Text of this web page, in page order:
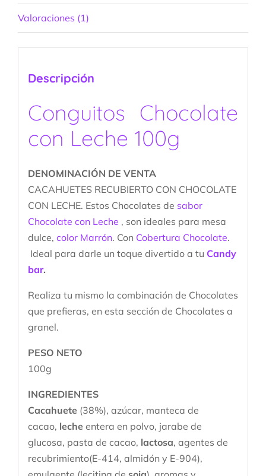
Valoraciones (1)
Descripción
Conguitos Chocolate
con Leche 100g
DENOMINACIÓN DE VENTA
CACAHUETES RECUBIERTO CON CHOCOLATE
CON LECHE. Estos Chocolates de sabor
Chocolate con Leche , son ideales para mesa
dulce, color Marrón. Con Cobertura Chocolate.
Ideal para darle un toque divertido a tu Candy
bar.
Realiza tu mismo la combinación de Chocolates
que prefieras, en esta sección de Chocolates a
granel.
PESO NETO
100g
INGREDIENTES
Cacahuete (38%), azúcar, manteca de
cacao, leche entera en polvo, jarabe de
glucosa, pasta de cacao, lactosa, agentes de
recubrimiento(E-414, almidón y E-904),